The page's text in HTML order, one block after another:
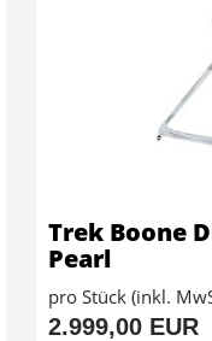
Trek Boone
Pearl
pro Stück (inkl.
2.999,00 EUR